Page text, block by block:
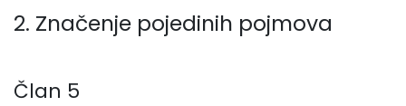
2. Značenje pojedinih pojmova
Član 5